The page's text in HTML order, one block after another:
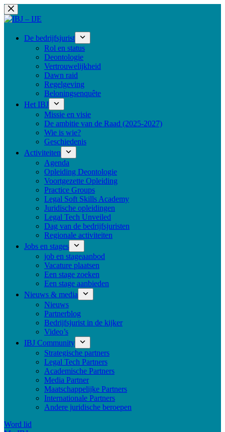
Ga
naar
inhoudDe bedrijfsjurist
Rol en status
Deontologie
Vertrouwelijkheid
Dawn raid
Regelgeving
Beloningsenquête
Het IBJ
Missie en visie
De ambitie van de Raad (2025-2027)
Wie is wie?
Geschiedenis
Activiteiten
Agenda
Opleiding Deontologie
Voortgezette Opleiding
Practice Groups
Legal Soft Skills Academy
Juridische opleidingen
Legal Tech Unveiled
Dag van de bedrijfsjuristen
Regionale activiteiten
Jobs en stages
job en stageaanbod
Vacature plaatsen
Een stage zoeken
Een stage aanbieden
Nieuws & media
Nieuws
Partnerblog
Bedrijfsjurist in de kijker
Video’s
IBJ Community
Strategische partners
Legal Tech Partners
Academische Partners
Media Partner
Maatschappelijke Partners
Internationale Partners
Andere juridische beroepen
Word lid